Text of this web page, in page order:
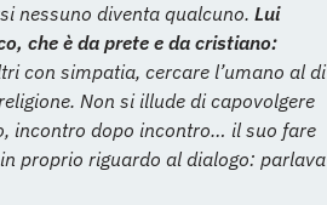
nessuno diventa qualcuno. Lui
che è da prete e da cristiano:
con simpatia, cercare l’umano al di
Non si illude di capovolgere
incontro dopo incontro… il suo fare
proprio riguardo al dialogo: parlava